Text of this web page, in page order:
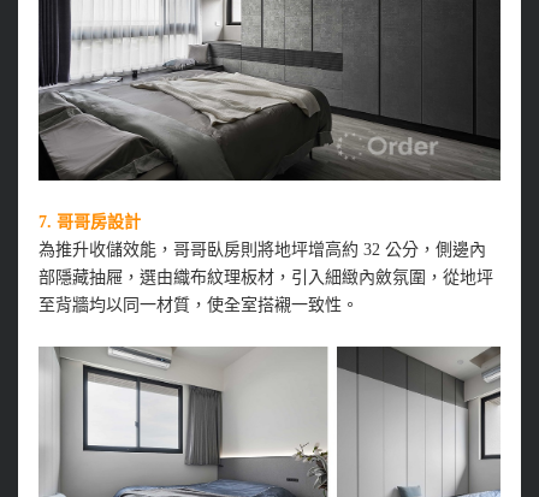
7. 哥哥房設計
為推升收儲效能，哥哥臥房則將地坪增高約 32 公分，側邊內
部隱藏抽屜，選由織布紋理板材，引入細緻內斂氛圍，從地坪
至背牆均以同一材質，使全室搭襯一致性。